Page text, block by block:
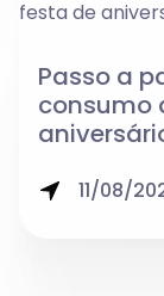
Passo a
consumo
11/08/